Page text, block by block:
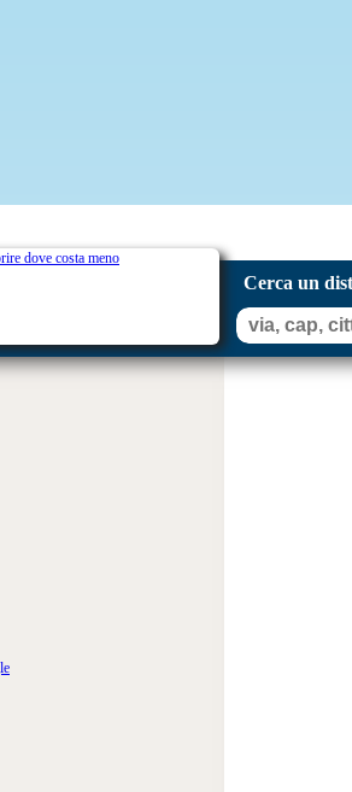
Cerca un